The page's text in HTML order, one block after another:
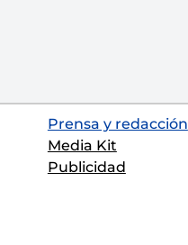
Prensa y redacción
Media Kit
Publicidad